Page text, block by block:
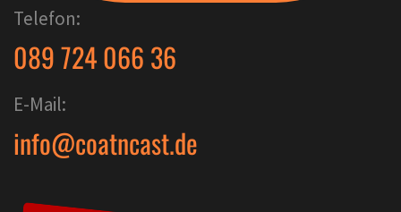
Telefon:
089 724 066 36
E-Mail:
info@coatncast.de